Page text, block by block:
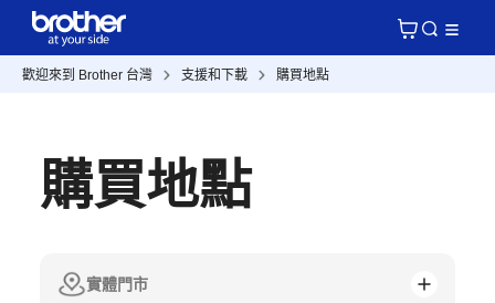
歡迎來到 Brother 台灣 支援和下載 購買地點
購買地點
實體門市